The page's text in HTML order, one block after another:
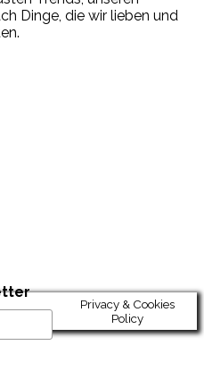
Dinge, die wir lieben und
Privacy & Cookies
Policy